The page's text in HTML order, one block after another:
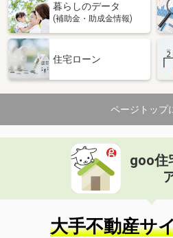
暮らしのデータ
(補助金・助成金情報)
住宅ローン
ページトップ
goo住
大手不動産サ